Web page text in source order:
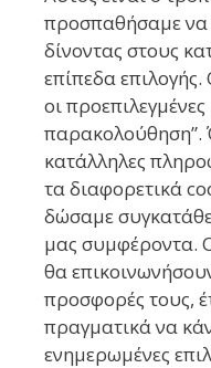
προσπαθήσαμε να
δίνοντας στους
επίπεδα
οι
παρακολούθηση”.
κατάλληλες
τα διαφορετικά
δώσαμε
μας συμφέροντα.
θα
προσφορές τους,
πραγματικά να
ενημερωμένες